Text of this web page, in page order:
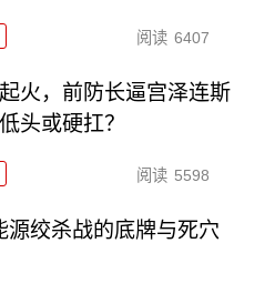
阅读 6407
火，前防长逼宫泽连斯
头或硬扛？
阅读 5598
绞杀战的底牌与死穴